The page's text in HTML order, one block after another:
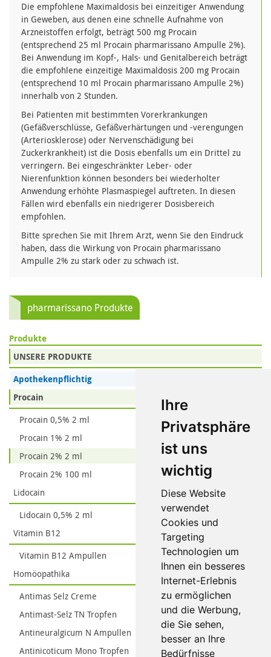
Ihre
Privatsphäre
ist uns
wichtig
Diese Website
verwendet
Cookies und
Targeting
Technologien um
Ihnen ein besseres
Internet-Erlebnis
zu ermöglichen
und die Werbung,
die Sie sehen,
besser an Ihre
Bedürfnisse
Die empfohlene Maximaldosis bei einzeitiger Anwendung
in Geweben, aus denen eine schnelle Aufnahme von
Arzneistoffen erfolgt, beträgt 500 mg Procain
(entsprechend 25 ml Procain pharmarissano Ampulle 2%).
Bei Anwendung im Kopf-, Hals- und Genitalbereich beträgt
die empfohlene einzeitige Maximaldosis 200 mg Procain
(entsprechend 10 ml Procain pharmarissano Ampulle 2%)
innerhalb von 2 Stunden.
Bei Patienten mit bestimmten Vorerkrankungen
(Gefäßverschlüsse, Gefäßverhärtungen und -verengungen
(Arteriosklerose) oder Nervenschädigung bei
Zuckerkrankheit) ist die Dosis ebenfalls um ein Drittel zu
verringern. Bei eingeschränkter Leber- oder
Nierenfunktion können besonders bei wiederholter
Anwendung erhöhte Plasmaspiegel auftreten. In diesen
Fällen wird ebenfalls ein niedrigerer Dosisbereich
empfohlen.
Bitte sprechen Sie mit Ihrem Arzt, wenn Sie den Eindruck
haben, dass die Wirkung von Procain pharmarissano
Ampulle 2% zu stark oder zu schwach ist.
pharmarissano Produkte
Produkte
UNSERE PRODUKTE
Apothekenpflichtig
Procain
Procain 0,5% 2 ml
Procain 1% 2 ml
Procain 2% 2 ml
Procain 2% 100 ml
Lidocain
Lidocain 0,5% 2 ml
Vitamin B12
Vitamin B12 Ampullen
Homöopathika
Antimas Selz Creme
Antimast-Selz TN Tropfen
Antineuralgicum N Ampullen
Antinicoticum Mono Tropfen